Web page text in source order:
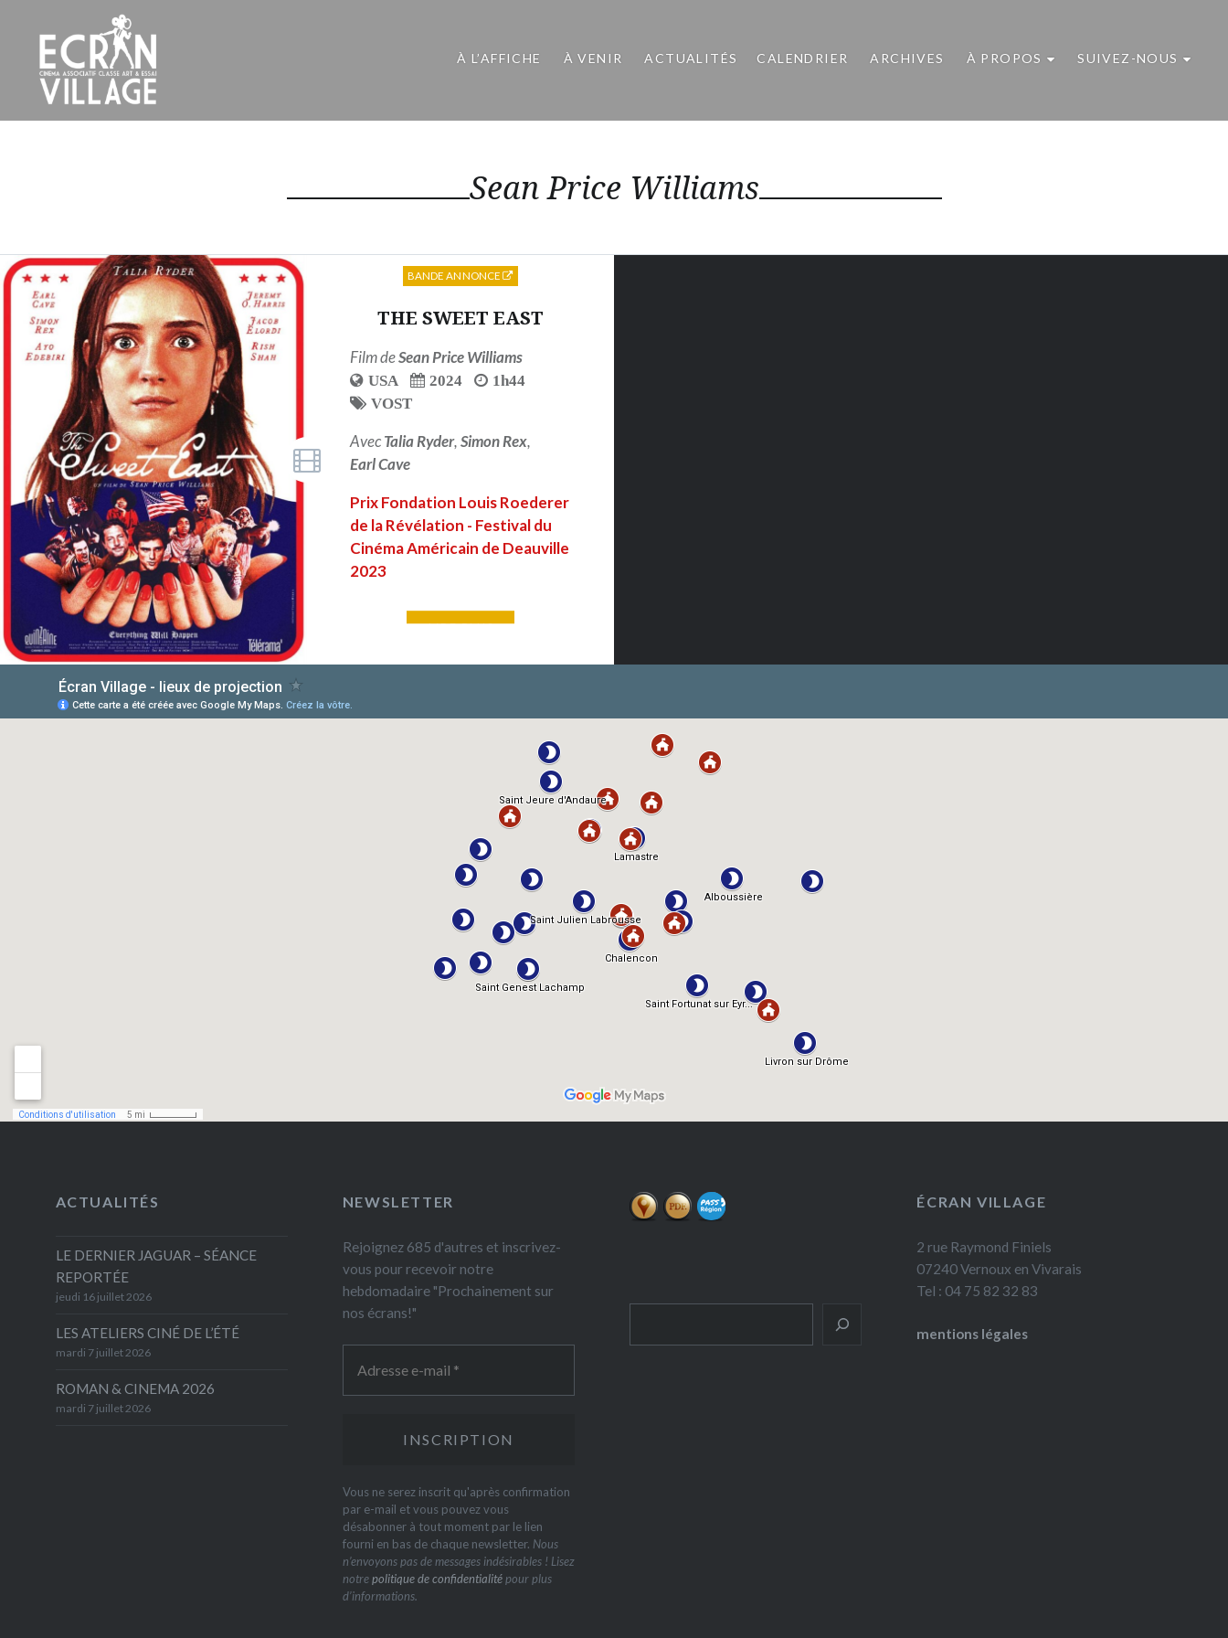
contenu
principal
ÉCRAN VILLAGE
À L’AFFICHE À VENIR ACTUALITÉS CALENDRIER ARCHIVES À PROPOS SUIVEZ-NOUS
Sean Price Williams
THE SWEET EAST
Film deSean Price Williams
USA 2024
1h44
VOST
AvecTalia Ryder,Simon Rex,
Earl Cave
Prix Fondation Louis Roederer
de la Révélation - Festival du
Cinéma Américain de Deauville
2023
LIRE PLUS
BANDE ANNONCE
ACTUALITÉS
LE DERNIER JAGUAR – SÉANCE
REPORTÉE
jeudi 16 juillet 2026
LES ATELIERS CINÉ DE L’ÉTÉ
mardi 7 juillet 2026
ROMAN & CINEMA 2026
mardi 7 juillet 2026
NEWSLETTER
Rejoignez 685 d'autres et inscrivez-
vous pour recevoir notre
hebdomadaire "Prochainement sur
nos écrans!"
Vous ne serez inscrit qu'après confirmation
par e-mail et vous pouvez vous
désabonner à tout moment par le lien
fourni en bas de chaque newsletter. Nous
n’envoyons pas de messages indésirables ! Lisez
notrepolitique de confidentialitépour plus
d’informations.
ÉCRAN VILLAGE
2 rue Raymond Finiels
07240 Vernoux en Vivarais
Tel : 04 75 82 32 83
mentions légales